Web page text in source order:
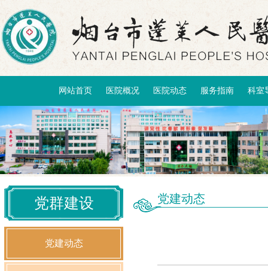
网站首页 医院概况 医院动态 服务指南 科室
党群建设
党建动态
党建动态